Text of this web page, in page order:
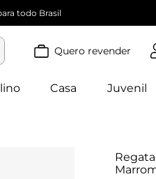
todo Brasil
Quero revender
Casa Juvenil